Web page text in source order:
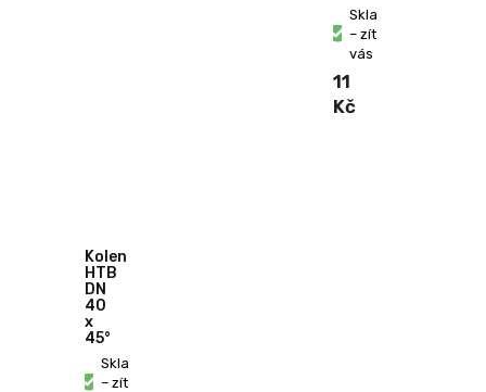
Skladem
– zítra u
vás
11
Kč
Koleno
HTB
DN
40
x
45°
Skladem
– zítra u